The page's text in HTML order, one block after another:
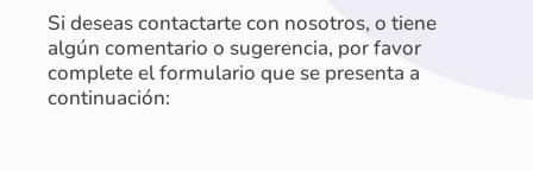
Si deseas contactarte con nosotros, o tiene
algún comentario o sugerencia, por favor
complete el formulario que se presenta a
continuación: